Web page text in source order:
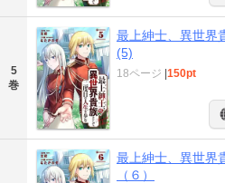
5
巻
最上紳士、異世界
(5)
18ページ |150pt
最上紳士、異世界
（６）